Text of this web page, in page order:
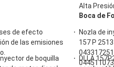
Alta
de efecto
de las emisiones
de boquilla
Boca de
Nozla de
157 P
DLLA